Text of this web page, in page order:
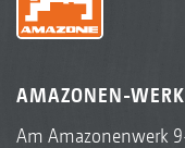
AMAZONEN-
Am Amazonenwerk